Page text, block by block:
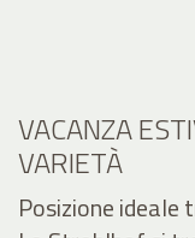
VACANZA
VARIETÀ
Posizione ideale